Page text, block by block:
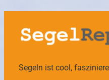
Zum
Inhalt
springen
Segeln ist cool,